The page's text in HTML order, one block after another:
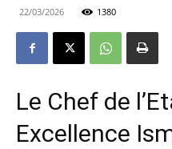
22/03/2026 1380
Le Chef de
Excellence